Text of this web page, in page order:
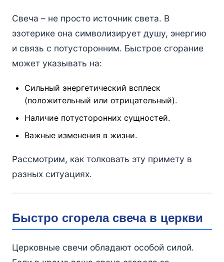
Свеча – не просто источник света. В
эзотерике она символизирует душу, энергию
и связь с потусторонним. Быстрое сгорание
может указывать на:
Сильный энергетический всплеск
(положительный или отрицательный).
Наличие потусторонних сущностей.
Важные изменения в жизни.
Рассмотрим, как толковать эту примету в
разных ситуациях.
Быстро сгорела свеча в церкви
Церковные свечи обладают особой силой.